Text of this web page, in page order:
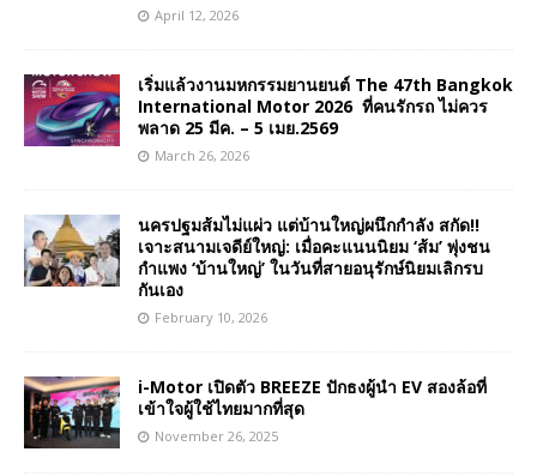
April 12, 2026
เริ่มแล้วงานมหกรรมยานยนต์ The 47th Bangkok
International Motor 2026 ที่คนรักรถ ไม่ควร
พลาด 25 มีค. – 5 เมย.2569
March 26, 2026
นครปฐมส้มไม่แผ่ว แต่บ้านใหญ่ผนึกกำลัง สกัด!!
เจาะสนามเจดีย์ใหญ่: เมื่อคะแนนนิยม ‘ส้ม’ พุ่งชน
กำแพง ‘บ้านใหญ่’ ในวันที่สายอนุรักษ์นิยมเลิกรบ
กันเอง
February 10, 2026
i-Motor เปิดตัว BREEZE ปักธงผู้นำ EV สองล้อที่
เข้าใจผู้ใช้ไทยมากที่สุด
November 26, 2025